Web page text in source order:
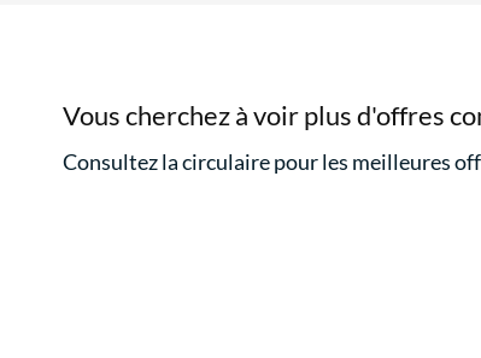
Vous cherchez à voir plus d'offres
Consultez la circulaire pour les meilleures